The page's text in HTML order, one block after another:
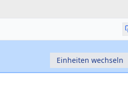
Einheiten wechseln